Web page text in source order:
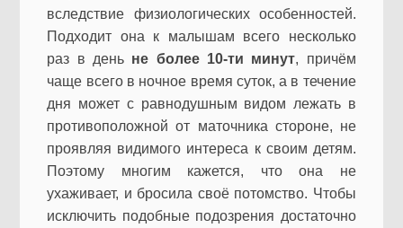
вследствие физиологических особенностей.
Подходит она к малышам всего несколько
раз в день не более 10-ти минут, причём
чаще всего в ночное время суток, а в течение
дня может с равнодушным видом лежать в
противоположной от маточника стороне, не
проявляя видимого интереса к своим детям.
Поэтому многим кажется, что она не
ухаживает, и бросила своё потомство. Чтобы
исключить подобные подозрения достаточно